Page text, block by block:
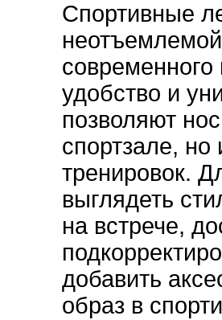
Спортивные
удобство и
позволяют
спортзале,
тренировок.
выглядеть
на встрече,
добавить
образ в